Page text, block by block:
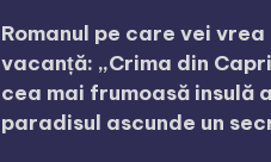
Romanul pe care vei
vacanță: „Crima din
cea mai frumoasă insulă
paradisul ascunde un